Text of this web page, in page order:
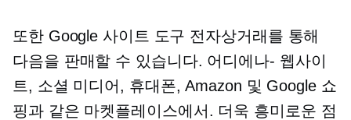
또한 Google 사이트 도구 전자상거래를 통해
다음을 판매할 수 있습니다. 어디에나- 웹사이
트, 소셜 미디어, 휴대폰, Amazon 및 Google 쇼
핑과 같은 마켓플레이스에서. 더욱 흥미로운 점